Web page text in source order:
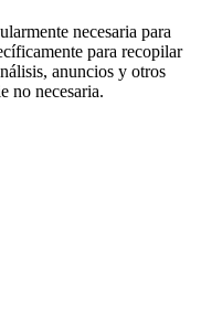
necesaria para
para recopilar
anuncios y otros
no necesaria.